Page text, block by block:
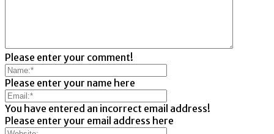
Please enter your comment!
Please enter your name here
You have entered an incorrect email address!
Please enter your email address here